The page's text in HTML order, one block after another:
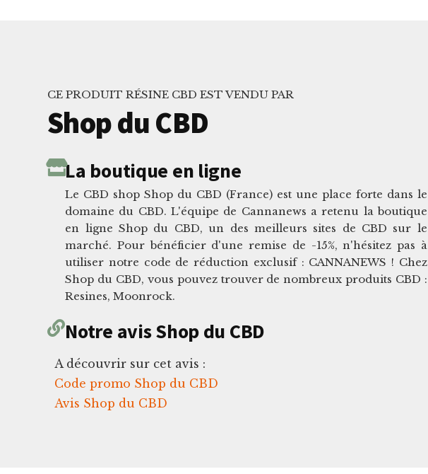
CE PRODUIT RÉSINE CBD EST VENDU PAR
Shop du CBD
La boutique en ligne
Le CBD shop Shop du CBD (France) est une place forte dans le
domaine du CBD. L'équipe de Cannanews a retenu la boutique
en ligne Shop du CBD, un des meilleurs sites de CBD sur le
marché. Pour bénéficier d'une remise de -15%, n'hésitez pas à
utiliser notre code de réduction exclusif : CANNANEWS ! Chez
Shop du CBD, vous pouvez trouver de nombreux produits CBD :
Resines, Moonrock.
Notre avis Shop du CBD
A découvrir sur cet avis :
Code promo Shop du CBD
Avis Shop du CBD